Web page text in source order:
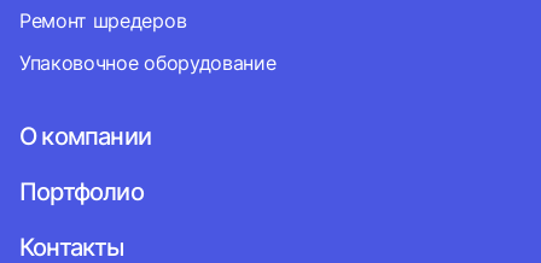
Ремонт шредеров
Упаковочное оборудование
О компании
Портфолио
Контакты